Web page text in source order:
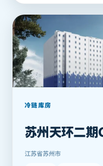
冷链库房
苏州天环二期
江苏省苏州市